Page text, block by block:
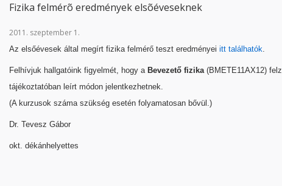
Fizika felmérõ eredmények elsõéveseknek
2011. szeptember 1.
Az elsőévesek által megírt fizika felmérő teszt eredményei itt találhatók.
Felhívjuk hallgatóink figyelmét, hogy a Bevezető fizika(BMETE11AX12)
tájékoztatóban leírt módon jelentkezhetnek.
(A kurzusok száma szükség esetén folyamatosan bővül.)
Dr. Tevesz Gábor
okt. dékánhelyettes